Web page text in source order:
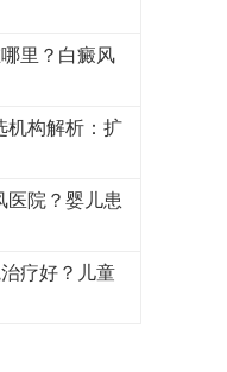
里？白癜风
机构解析：扩
医院？婴儿患
疗好？儿童